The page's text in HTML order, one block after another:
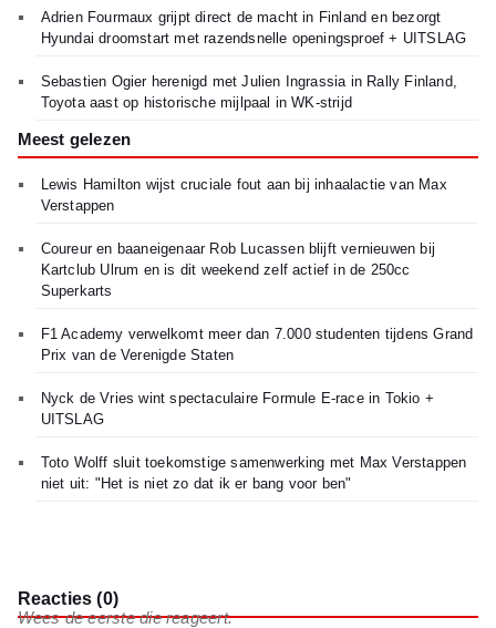
Adrien Fourmaux grijpt direct de macht in Finland en bezorgt
Hyundai droomstart met razendsnelle openingsproef + UITSLAG
Sebastien Ogier herenigd met Julien Ingrassia in Rally Finland,
Toyota aast op historische mijlpaal in WK-strijd
Meest gelezen
Lewis Hamilton wijst cruciale fout aan bij inhaalactie van Max
Verstappen
Coureur en baaneigenaar Rob Lucassen blijft vernieuwen bij
Kartclub Ulrum en is dit weekend zelf actief in de 250cc
Superkarts
F1 Academy verwelkomt meer dan 7.000 studenten tijdens Grand
Prix van de Verenigde Staten
Nyck de Vries wint spectaculaire Formule E-race in Tokio +
UITSLAG
Toto Wolff sluit toekomstige samenwerking met Max Verstappen
niet uit: "Het is niet zo dat ik er bang voor ben"
Reacties (0)
Wees de eerste die reageert.